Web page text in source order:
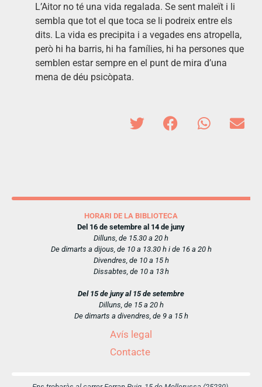
L’Aitor no té una vida regalada. Se sent maleït i li
sembla que tot el que toca se li podreix entre els
dits. La vida es precipita i a vegades ens atropella,
però hi ha barris, hi ha famílies, hi ha persones que
semblen estar sempre en el punt de mira d’una
mena de déu psicòpata.
HORARI DE LA BIBLIOTECA
Del 16 de setembre al 14 de juny
Dilluns, de 15.30 a 20 h
De dimarts a dijous, de 10 a 13.30 h i de 16 a 20 h
Divendres, de 10 a 15 h
Dissabtes, de 10 a 13 h
Del 15 de juny al 15 de setembre
Dilluns, de 15 a 20 h
De dimarts a divendres, de 9 a 15 h
Avís legal
Contacte